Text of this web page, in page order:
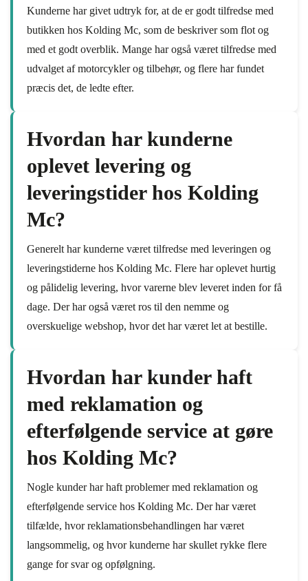
Kunderne har givet udtryk for, at de er godt tilfredse med
butikken hos Kolding Mc, som de beskriver som flot og
med et godt overblik. Mange har også været tilfredse med
udvalget af motorcykler og tilbehør, og flere har fundet
præcis det, de ledte efter.
Hvordan har kunderne
oplevet levering og
leveringstider hos Kolding
Mc?
Generelt har kunderne været tilfredse med leveringen og
leveringstiderne hos Kolding Mc. Flere har oplevet hurtig
og pålidelig levering, hvor varerne blev leveret inden for få
dage. Der har også været ros til den nemme og
overskuelige webshop, hvor det har været let at bestille.
Hvordan har kunder haft
med reklamation og
efterfølgende service at gøre
hos Kolding Mc?
Nogle kunder har haft problemer med reklamation og
efterfølgende service hos Kolding Mc. Der har været
tilfælde, hvor reklamationsbehandlingen har været
langsommelig, og hvor kunderne har skullet rykke flere
gange for svar og opfølgning.